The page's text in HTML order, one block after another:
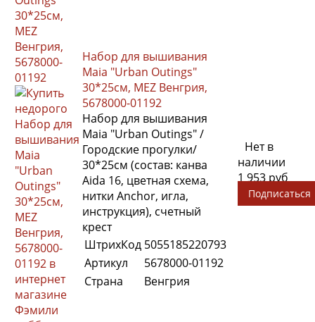
30*25см,
MEZ
Венгрия,
5678000-
01192
Набор для вышивания
Maia "Urban Outings"
30*25см, MEZ Венгрия,
5678000-01192
Набор для вышивания
Maia "Urban Outings" /
Городские прогулки/
30*25см (состав: канва
Aida 16, цветная схема,
нитки Anchor, игла,
инструкция), счетный
крест
ШтрихКод 5055185220793
Артикул
5678000-01192
Страна
Венгрия
Нет в
наличии
1 953 руб
Подписаться